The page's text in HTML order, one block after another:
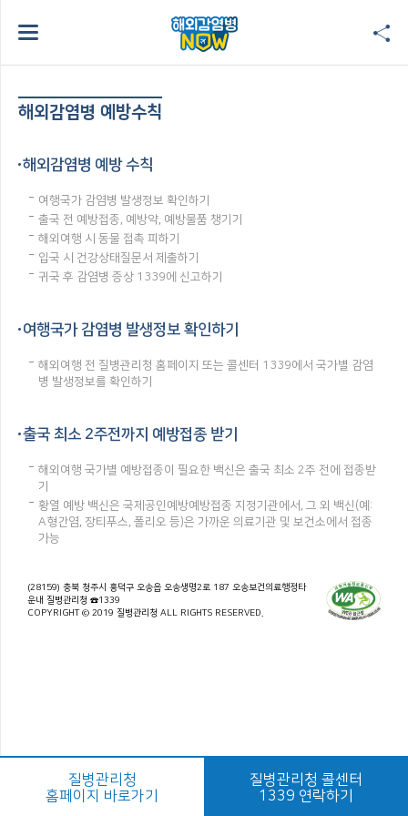
해외감염병 예방수칙
해외감염병 예방 수칙
여행국가 감염병 발생정보 확인하기
출국 전 예방접종, 예방약, 예방물품 챙기기
해외여행 시 동물 접촉 피하기
입국 시 건강상태질문서 제출하기
귀국 후 감염병 증상 1339에 신고하기
여행국가 감염병 발생정보 확인하기
해외여행 전 질병관리청 홈페이지 또는 콜센터 1339에서 국가별 감염
병 발생정보를 확인하기
출국 최소 2주전까지 예방접종 받기
해외여행 국가별 예방접종이 필요한 백신은 출국 최소 2주 전에 접종받
기
황열 예방 백신은 국제공인예방예방접종 지정기관에서, 그 외 백신(예:
A형간염, 장티푸스, 폴리오 등)은 가까운 의료기관 및 보건소에서 접종
가능
(28159) 충북 청주시 흥덕구 오송읍 오송생명2로 187 오송보건의료행정타
운내 질병관리청 ☎1339
COPYRIGHT © 2019 질병관리청 ALL RIGHTS RESERVED.
질병관리청
홈페이지 바로가기
질병관리청 콜센터
1339 연락하기